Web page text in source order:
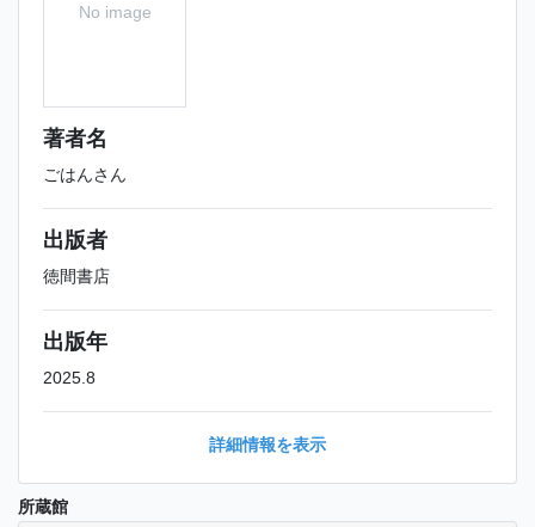
No image
著者名
ごはんさん
出版者
徳間書店
出版年
2025.8
詳細情報を表示
所蔵館